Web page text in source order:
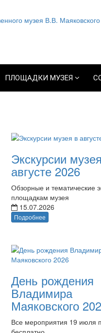
ПЛОЩАДКИ МУЗЕЯ
Экскурсии
августе 2026
Обзорные и тематические
площадкам музея
15.07.2026
Подробнее
День рождения
Владимира
Маяковского
Все мероприятия 19 июля